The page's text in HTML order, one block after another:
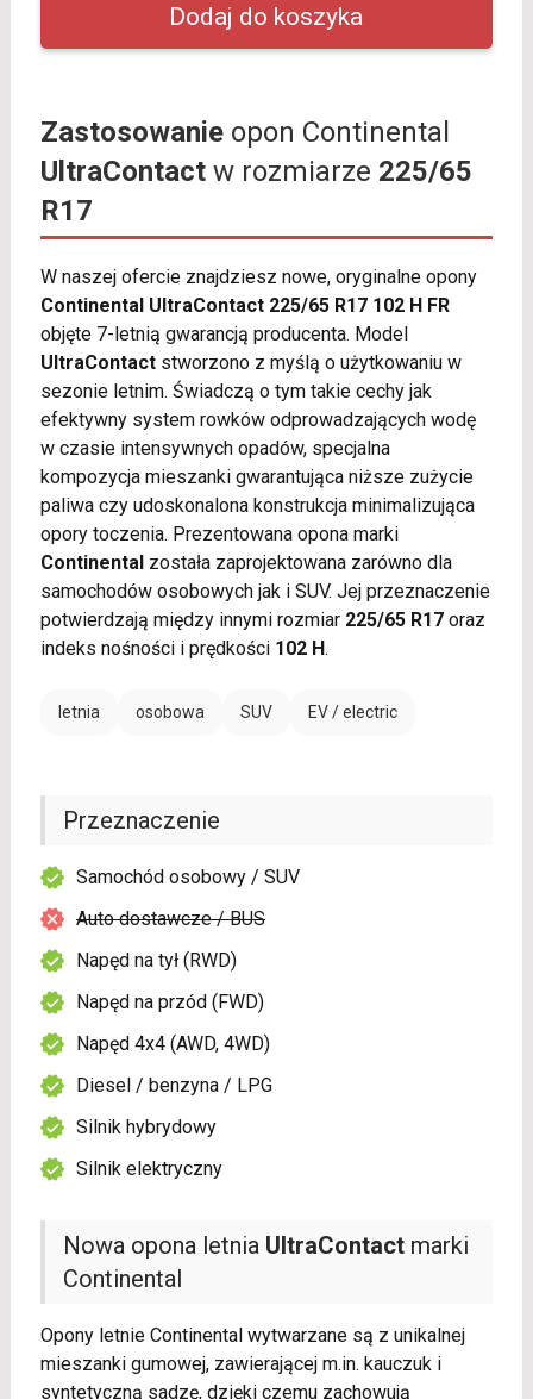
Zastosowanieopon Continental
UltraContactw rozmiarze 225/65
R17
W naszej ofercie znajdziesz nowe, oryginalne opony
Continental UltraContact 225/65 R17 102 H FR
objęte 7-letnią gwarancją producenta. Model
UltraContactstworzono z myślą o użytkowaniu w
sezonie letnim. Świadczą o tym takie cechy jak
efektywny system rowków odprowadzających wodę
w czasie intensywnych opadów, specjalna
kompozycja mieszanki gwarantująca niższe zużycie
paliwa czy udoskonalona konstrukcja minimalizująca
opory toczenia. Prezentowana opona marki
Continentalzostała zaprojektowana zarówno dla
samochodów osobowych jak i SUV. Jej przeznaczenie
potwierdzają między innymi rozmiar 225/65 R17oraz
indeks nośności i prędkości 102 H.
letnia osobowa SUV EV / electric
Nowa opona letnia UltraContactmarki
Continental
Opony letnie Continental wytwarzane są z unikalnej
mieszanki gumowej, zawierającej m.in. kauczuk i
syntetyczną sadzę, dzięki czemu zachowują
Przeznaczenie
Samochód osobowy / SUV
Auto dostawcze / BUS
Napęd na tył (RWD)
Napęd na przód (FWD)
Napęd 4x4 (AWD, 4WD)
Diesel / benzyna / LPG
Silnik hybrydowy
Silnik elektryczny